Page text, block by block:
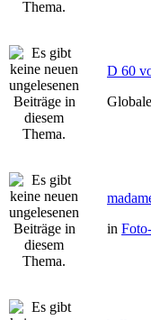
D 60
in